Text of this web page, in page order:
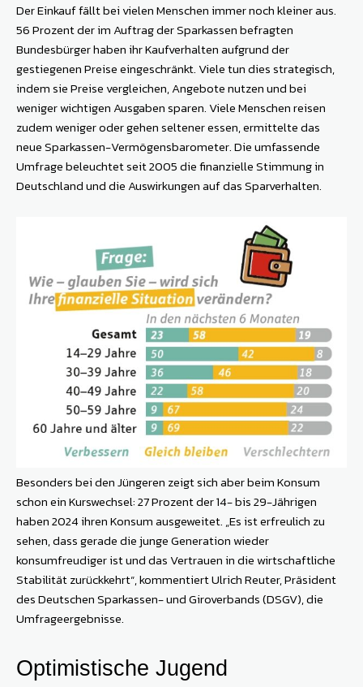
Der Einkauf fällt bei vielen Menschen immer noch kleiner aus.
56 Prozent der im Auftrag der Sparkassen befragten
Bundesbürger haben ihr Kaufverhalten aufgrund der
gestiegenen Preise eingeschränkt. Viele tun dies strategisch,
indem sie Preise vergleichen, Angebote nutzen und bei
weniger wichtigen Ausgaben sparen. Viele Menschen reisen
zudem weniger oder gehen seltener essen, ermittelte das
neue Sparkassen-Vermögensbarometer. Die umfassende
Umfrage beleuchtet seit 2005 die finanzielle Stimmung in
Deutschland und die Auswirkungen auf das Sparverhalten.
Besonders bei den Jüngeren zeigt sich aber beim Konsum
schon ein Kurswechsel: 27 Prozent der 14- bis 29-Jährigen
haben 2024 ihren Konsum ausgeweitet. „Es ist erfreulich zu
sehen, dass gerade die junge Generation wieder
konsumfreudiger ist und das Vertrauen in die wirtschaftliche
Stabilität zurückkehrt“, kommentiert Ulrich ­Reuter, Präsident
des Deutschen Sparkassen- und Giroverbands (DSGV), die
Umfrageergebnisse.
Optimistische Jugend